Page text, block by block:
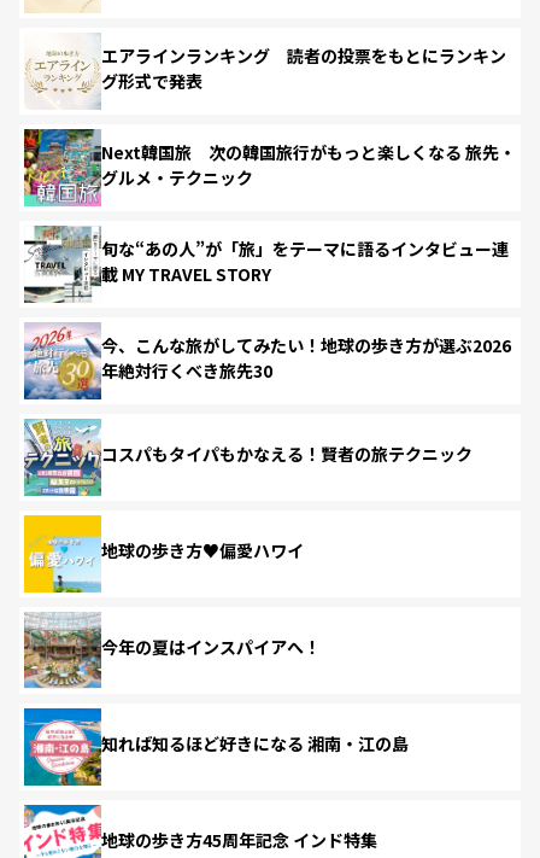
エアラインランキング 読者の投票をもとにランキン
グ形式で発表
Next韓国旅 次の韓国旅行がもっと楽しくなる 旅先・
グルメ・テクニック
旬な“あの人”が「旅」をテーマに語るインタビュー連
載 MY TRAVEL STORY
今、こんな旅がしてみたい！地球の歩き方が選ぶ2026
年絶対行くべき旅先30
コスパもタイパもかなえる！賢者の旅テクニック
地球の歩き方♥偏愛ハワイ
今年の夏はインスパイアへ！
知れば知るほど好きになる 湘南・江の島
地球の歩き方45周年記念 インド特集